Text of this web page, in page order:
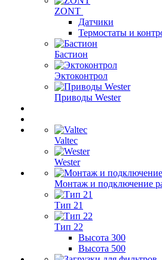
ZONT
Датчики
Термостаты и
Бастион
Эктоконтрол
Приводы Wester
Valtec
Wester
Монтаж и подключение
Тип 21
Тип 22
Высота 300
Высота 500